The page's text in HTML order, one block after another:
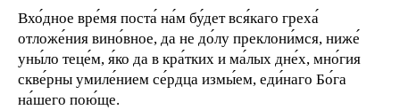
Вхо́дное вре́мя поста́ на́м бу́дет вся́каго греха́
отложе́ния вино́вное, да не до́лу преклони́мся, ниже́
уны́ло теце́м, я́ко да в кра́тких и ма́лых дне́х, мно́гия
скве́рны умиле́нием се́рдца измы́ем, еди́наго Бо́га
на́шего пою́ще.